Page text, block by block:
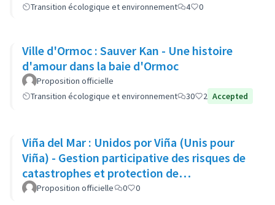
Transition écologique et environnement
4 0
Ville d'Ormoc : Sauver Kan - Une histoire
d'amour dans la baie d'Ormoc
Proposition officielle
Transition écologique et environnement
30 2 Accepted
Viña del Mar : Unidos por Viña (Unis pour
Viña) - Gestion participative des risques de
catastrophes et protection de
l'environnement
Proposition officielle 0 0